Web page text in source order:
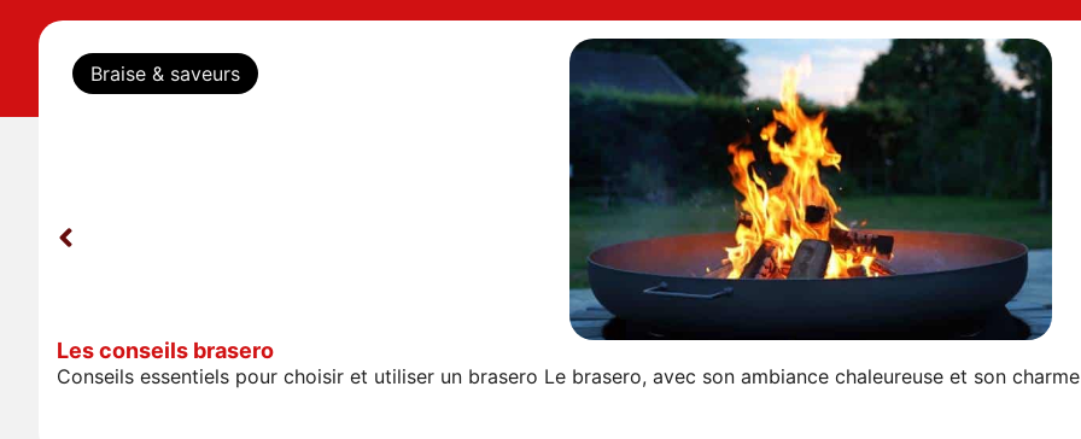
Braise & saveurs
Les conseils brasero
Conseils essentiels pour choisir et utiliser un brasero Le brasero, avec son ambiance chaleureuse et son